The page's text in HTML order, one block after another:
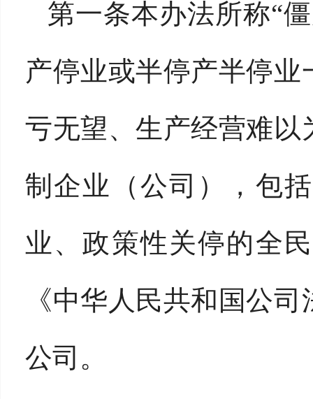
第一条本办法所称“
产停业或半停产半停
亏无望、生产经营难
制企业（公司），包
业、政策性关停的全
《中华人民共和国公
公司。